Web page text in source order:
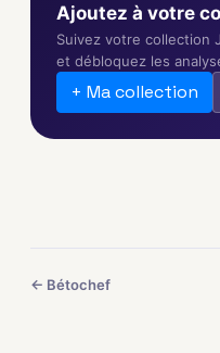
Ajoutez à votre
Suivez votre collection
et débloquez les
+ Ma collection
← Bétochef